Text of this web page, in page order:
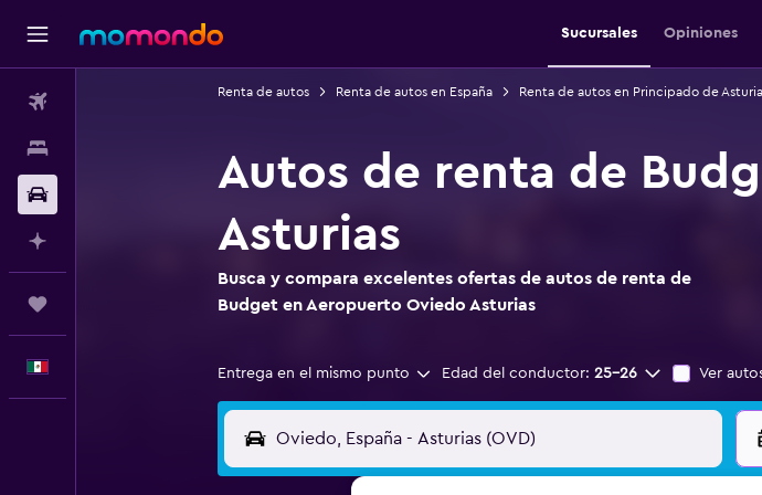
Sucursales Opiniones
Renta de autos Renta de autos en España Renta de autos en Principado de
Autos de renta de
Asturias
Busca y compara excelentes ofertas de autos de renta de
Budget en Aeropuerto Oviedo Asturias
Entrega en el mismo punto Edad del conductor: 25-26 Ver